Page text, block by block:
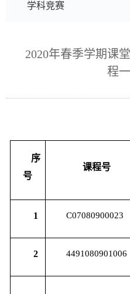
育
业
学科竞赛
2020年春季学期课
程
序
号
课程号
1 C07080900023
2 4491080901006